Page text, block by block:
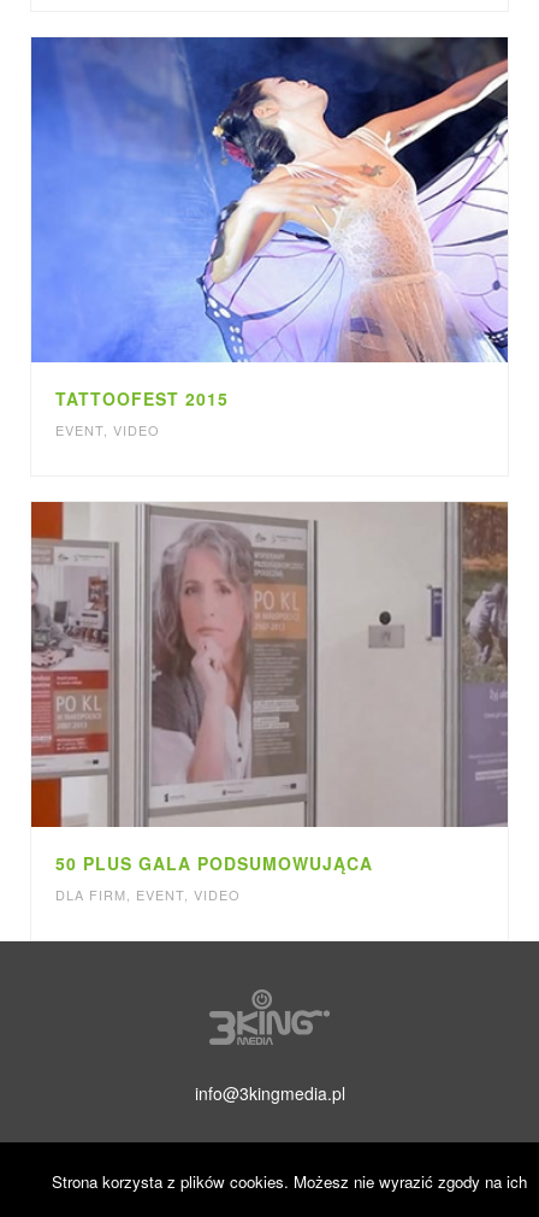
TATTOOFEST 2015
EVENT VIDEO
50 PLUS GALA PODSUMOWUJĄCA
DLA FIRM EVENT VIDEO
info@3kingmedia.pl
Strona korzysta z plików cookies. Możesz nie wyrazić zgody na ich